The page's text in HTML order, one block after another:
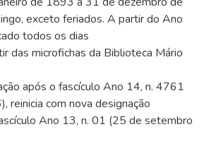
exceto feriados. A partir do Ano
todos os dias
das microfichas da Biblioteca Mário
após o fascículo Ano 14, n. 4761
reinicia com nova designação
Ano 13, n. 01 (25 de setembro